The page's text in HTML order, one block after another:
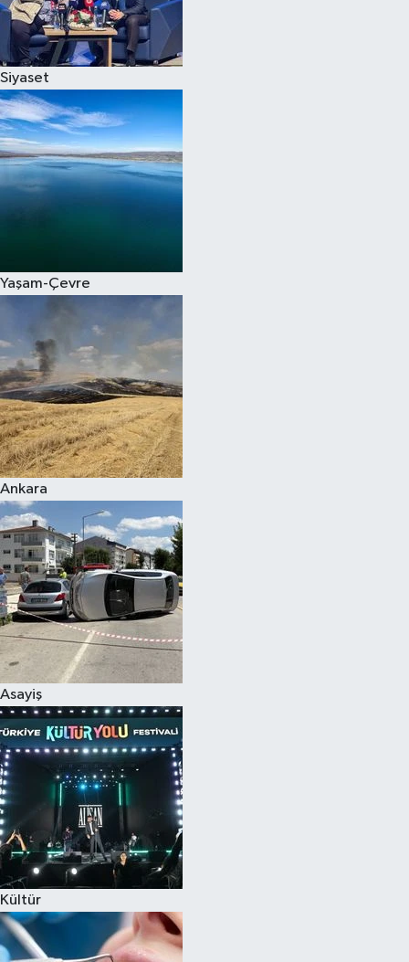
Siyaset
Yaşam-Çevre
Ankara
Asayiş
Kültür
Spor
Çocuk
Eğitim
Kim kimdir?
Kültür Sanat
Sağlık
Siyaset
Teknoloji
Televizyon
Yaşam-Çevre